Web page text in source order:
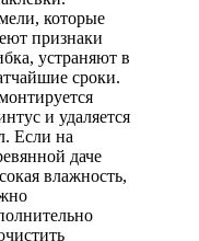
которые
признаки
устраняют в
сроки.
и удаляется
Если на
даче
влажность,